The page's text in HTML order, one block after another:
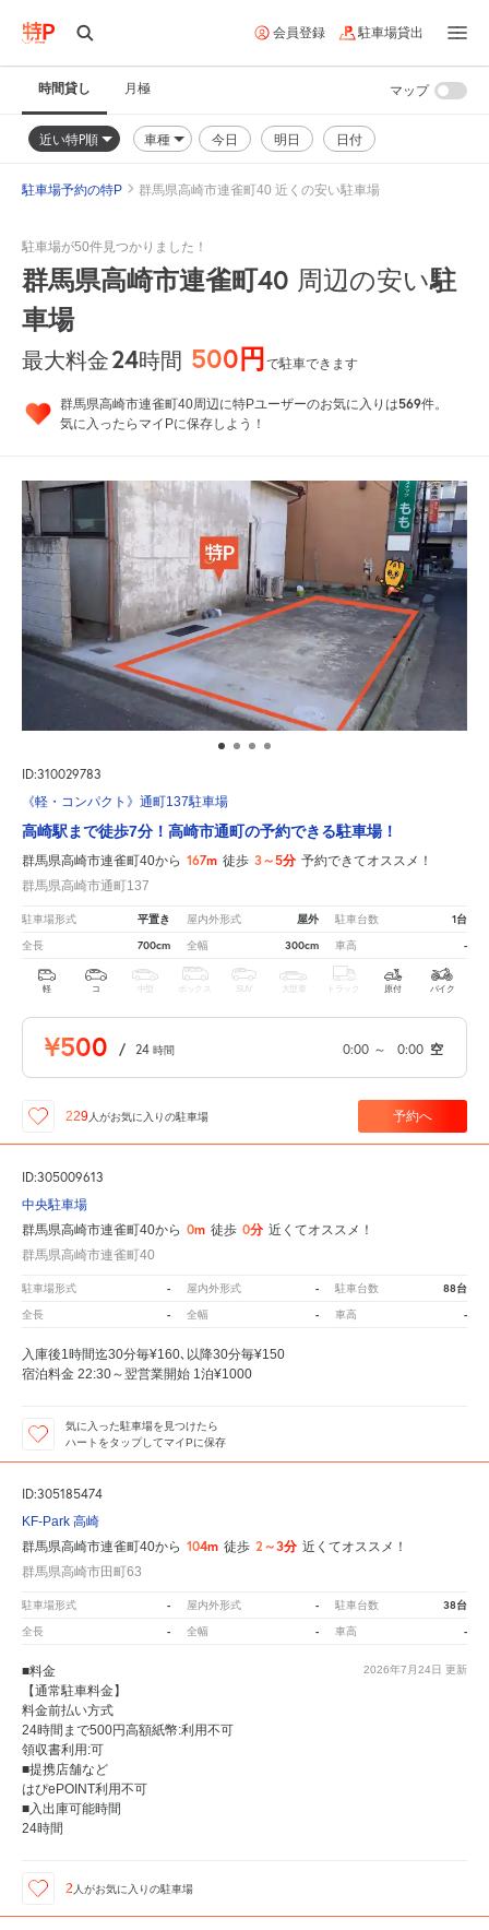
会員登録 駐車場貸出
時間貸し 月極
近い特P順 車種 今日 明日 日付
マップ
駐車場予約の特P 群馬県高崎市連雀町40 近くの安い駐車場
駐車場が50件見つかりました！
群馬県高崎市連雀町40 周辺の安い駐
車場
最大料金24時間 500円で駐車できます
群馬県高崎市連雀町40周辺に特Pユーザーのお気に入りは569件。
気に入ったらマイPに保存しよう！
ID:310029783
《軽・コンパクト》通町137駐車場
高崎駅まで徒歩7分！高崎市通町の予約できる駐車場！
群馬県高崎市連雀町40から 167m 徒歩 3～5分 予約できてオススメ！
群馬県高崎市通町137
駐車場形式 平置き 屋内外形式 屋外 駐車台数 1台
全長 700cm 全幅 300cm 車高 -
軽 コ 中型 ボックス SUV 大型車 トラック 原付 バイク
¥500 / 24 時間 0:00 ～ 0:00 空
229人がお気に入りの駐車場 予約へ
ID:305009613
中央駐車場
群馬県高崎市連雀町40から 0m 徒歩 0分 近くてオススメ！
群馬県高崎市連雀町40
駐車場形式 - 屋内外形式 - 駐車台数 88台
全長 - 全幅 - 車高 -
入庫後1時間迄30分毎¥160､以降30分毎¥150
宿泊料金 22:30～翌営業開始 1泊¥1000
気に入った駐車場を見つけたら
ハートをタップしてマイPに保存
ID:305185474
KF-Park 高崎
群馬県高崎市連雀町40から 104m 徒歩 2～3分 近くてオススメ！
群馬県高崎市田町63
駐車場形式 - 屋内外形式 - 駐車台数 38台
全長 - 全幅 - 車高 -
2026年7月24日 更新
■料金
【通常駐車料金】
料金前払い方式
24時間まで500円高額紙幣:利用不可
領収書利用:可
■提携店舗など
はぴePOINT利用不可
■入出庫可能時間
24時間
2 人がお気に入りの駐車場